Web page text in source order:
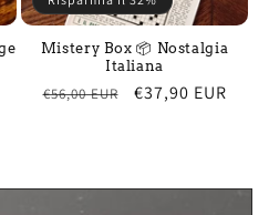
Mistery Box 📦 Nostalgia
Italiana
Regular
€56,00 EUR
Sale
€37,90 EUR